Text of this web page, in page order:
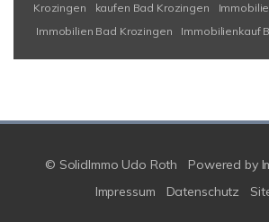
Krozingen
kaufen Bad Krozingen
Immobilien Bad Krozingen
Immobilienkauf
© SolidImmo Udo Roth Powered by
Impressum
Datenschutz